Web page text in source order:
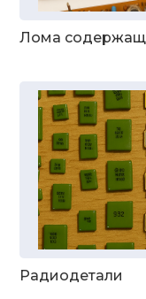
Лома
Радиодетали